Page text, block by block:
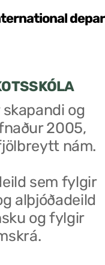
og
2005,
nám.
sem fylgir
alþjóðadeild
og fylgir